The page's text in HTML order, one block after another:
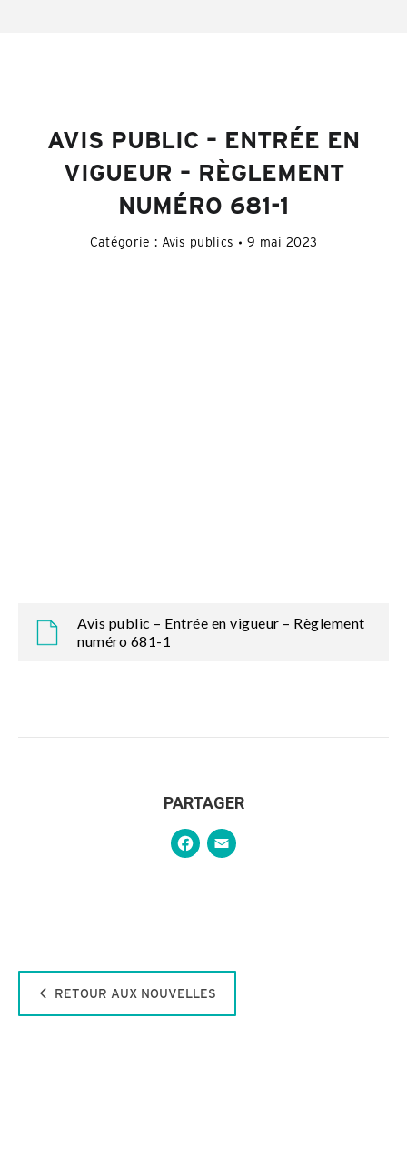
AVIS PUBLIC – ENTRÉE EN
VIGUEUR – RÈGLEMENT
NUMÉRO 681-1
Catégorie : Avis publics 9 mai 2023
Avis public – Entrée en vigueur – Règlement
numéro 681-1
PARTAGER
Facebook
RETOUR AUX NOUVELLES